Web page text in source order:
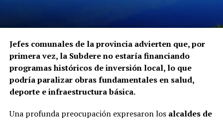
fiscalizaciones y solicitará antecedentes a cada
organismo involucrado para determinar las
responsabilidades administrativas correspondientes.
Jefes comunales de la provincia advierten que, por
primera vez, la Subdere no estaría financiando
programas históricos de inversión local, lo que
podría paralizar obras fundamentales en salud,
deporte e infraestructura básica.
Una profunda preocupación expresaron los alcaldes de